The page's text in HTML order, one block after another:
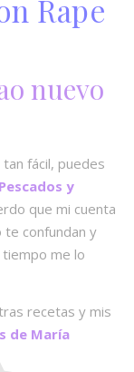
Rape
nuevo
fácil, puedes
Pescados y
que mi cuenta
te confundan y
tiempo me lo
recetas y mis
de María